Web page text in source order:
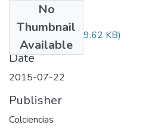
No
Thumbnail
Available
Audiovisual.pdf(29.62 KB)
Date
2015-07-22
Publisher
Colciencias